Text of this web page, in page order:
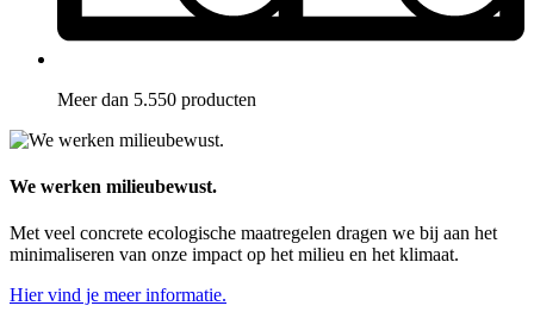
Meer dan 5.550 producten
We werken milieubewust.
Met veel concrete ecologische maatregelen dragen we bij aan het
minimaliseren van onze impact op het milieu en het klimaat.
Hier vind je meer informatie.